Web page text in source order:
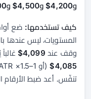
و4,200$ و4,500$ و5,000$
كيف تستخدمها: ضع
المستويات، ليس عندها
وقف عند 4,099$
4,085$
تنفّس. أعد ضبط الأرقام